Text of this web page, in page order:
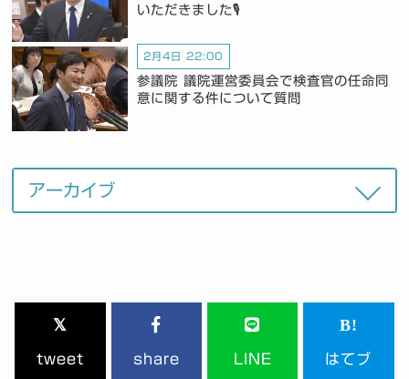
いただきました🎙️
2月4日 22:00
参議院 議院運営委員会で検査官の任命同
意に関する件について質問
tweet share LINE はてブ